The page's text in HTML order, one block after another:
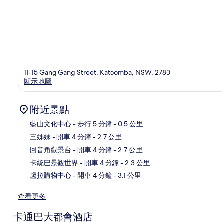
11-15 Gang Gang Street, Katoomba, NSW, 2780
顯示地圖
附近景點
藍山文化中心- 步行 5 分鐘- 0.5 公里
三姊妹 - 開車 4 分鐘- 2.7 公里
回音角觀景台 - 開車 4 分鐘- 2.7 公里
卡統巴景觀世界 - 開車 4 分鐘- 2.3 公里
盧拉購物中心- 開車 4 分鐘- 3.1 公里
查看更多
卡通巴大都會酒店